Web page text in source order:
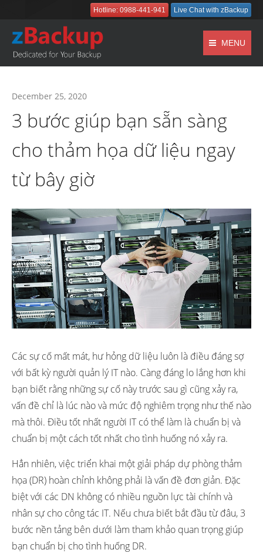
Hotline: 0988-441-941 Live Chat with zBackup
MENU
December 25, 2020
3 bước giúp bạn sẵn sàng
cho thảm họa dữ liệu ngay
từ bây giờ
Các sự cố mất mát, hư hỏng dữ liệu luôn là điều đáng sợ
với bất kỳ người quản lý IT nào. Càng đáng lo lắng hơn khi
bạn biết rằng những sự cố này trước sau gì cũng xảy ra,
vấn đề chỉ là lúc nào và mức độ nghiêm trọng như thế nào
mà thôi. Điều tốt nhất người IT có thể làm là chuẩn bị và
chuẩn bị một cách tốt nhất cho tình huống nó xảy ra.
Hẳn nhiên, việc triển khai một giải pháp dự phòng thảm
họa (DR) hoàn chỉnh không phải là vấn đề đơn giản. Đặc
biệt với các DN không có nhiều nguồn lực tài chính và
nhân sự cho công tác IT. Nếu chưa biết bắt đầu từ đâu, 3
bước nền tảng bên dưới làm tham khảo quan trọng giúp
bạn chuẩn bị cho tình huống DR.